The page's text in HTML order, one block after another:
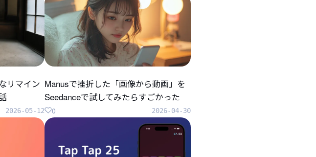
リマイン
2026-05-12
Manusで挫折した「画像から動画」を
Seedanceで試してみたらすごかった
2026-04-30
0